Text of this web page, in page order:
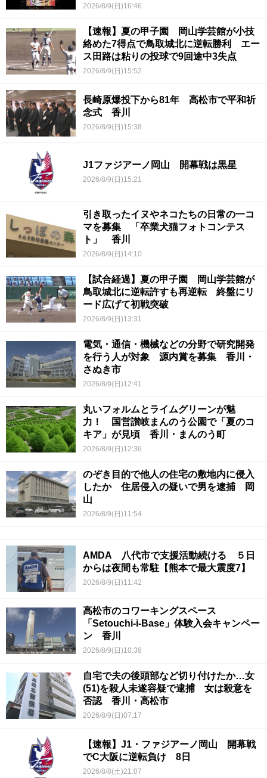
2026/8/9(日)16:46
【速報】夏の甲子園 岡山学芸館が小技
絡めた7得点で鳥取城北に逆転勝利 エー
ス田路は粘りの投球で9回途中3失点
2026/8/9(日)15:52
長崎原爆投下から81年 高松市で平和祈
念式 香川
2026/8/9(日)15:38
J1ファジアーノ岡山 開幕戦は黒星
2026/8/9(日)15:21
引き取ったイヌやネコたちの日常の一コ
マを募集 「卒業犬猫フォトコンテス
ト」 香川
2026/8/9(日)14:10
【試合経過】夏の甲子園 岡山学芸館が
鳥取城北に逆転許すも再逆転 終盤にリ
ード広げて初戦突破
2026/8/9(日)13:31
電気・通信・機械などの分野で研究開発
を行う人が対象 源内賞を募集 香川・
さぬき市
2026/8/9(日)12:41
丸いフォルムとライムグリーンが魅
力！ 国営讃岐まんのう公園で「夏のコ
キア」が見頃 香川・まんのう町
2026/8/9(日)12:36
のぞき目的で他人の住宅の敷地内に侵入
したか 住居侵入の疑いで男を逮捕 岡
山
2026/8/9(日)11:54
AMDA 八代市で支援活動続ける ５日
からは夜間も常駐【熊本で最大震度7】
2026/8/9(日)11:42
高松市のコワーキングスペース
「Setouchi-i-Base」体験入会キャンペー
ン 香川
2026/8/9(日)10:38
自宅で夫の後頭部など切り付けたか…女
(51)を殺人未遂容疑で逮捕 女は殺意を
否認 香川・高松市
2026/8/9(日)07:17
【速報】J1・ファジアーノ岡山 開幕戦
でC大阪に逆転負け 8日
2026/8/8(土)21:07